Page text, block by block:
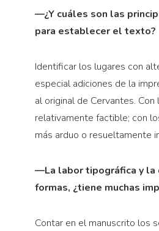
—¿Y cuáles son las
para establecer el texto?
Identificar los lugares con
especial adiciones de la
al original de Cervantes.
relativamente factible; con
más arduo o resueltamente
—La labor tipográfica y la
formas, ¿tiene muchas
Contar en el manuscrito los